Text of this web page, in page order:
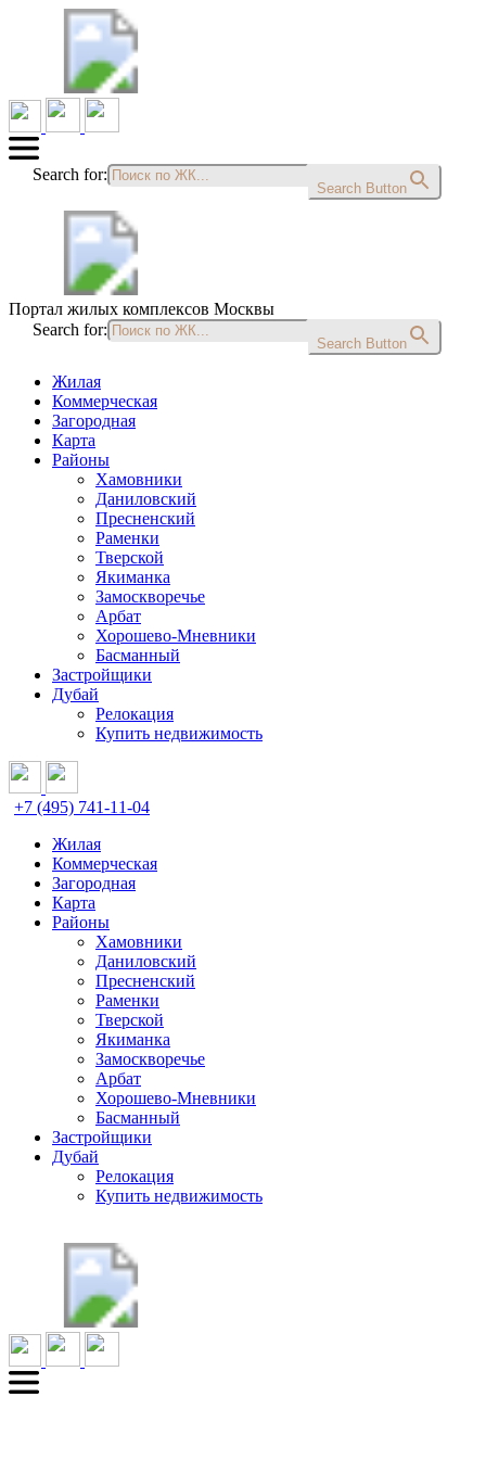
Search for:
Search Button
Портал жилых комплексов Москвы
Search for:
Search Button
Жилая
Коммерческая
Загородная
Карта
Районы
Хамовники
Даниловский
Пресненский
Раменки
Тверской
Якиманка
Замоскворечье
Арбат
Хорошево-Мневники
Басманный
Застройщики
Дубай
Релокация
Купить недвижимость
+7 (495) 741-11-04
Жилая
Коммерческая
Загородная
Карта
Районы
Хамовники
Даниловский
Пресненский
Раменки
Тверской
Якиманка
Замоскворечье
Арбат
Хорошево-Мневники
Басманный
Застройщики
Дубай
Релокация
Купить недвижимость